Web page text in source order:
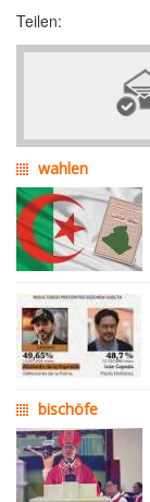
Teilen:
wahlen
bischöfe